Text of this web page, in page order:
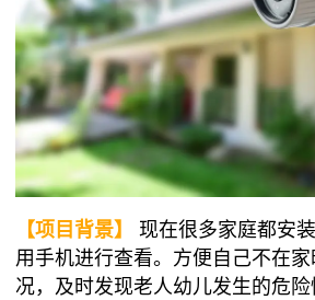
【项目背景】
现在很多家庭都安
用手机进行查看。方便自己不在
况，及时发现老人幼儿发生的危